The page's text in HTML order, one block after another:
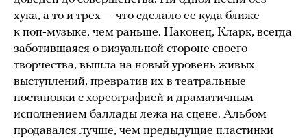
хука, а то и трех — что сделало ее куда ближе
к поп-музыке, чем раньше. Наконец, Кларк, всегда
заботившаяся о визуальной стороне своего
творчества, вышла на новый уровень живых
выступлений, превратив их в театральные
постановки с хореографией и драматичным
исполнением баллады лежа на сцене. Альбом
продавался лучше, чем предыдущие пластинки